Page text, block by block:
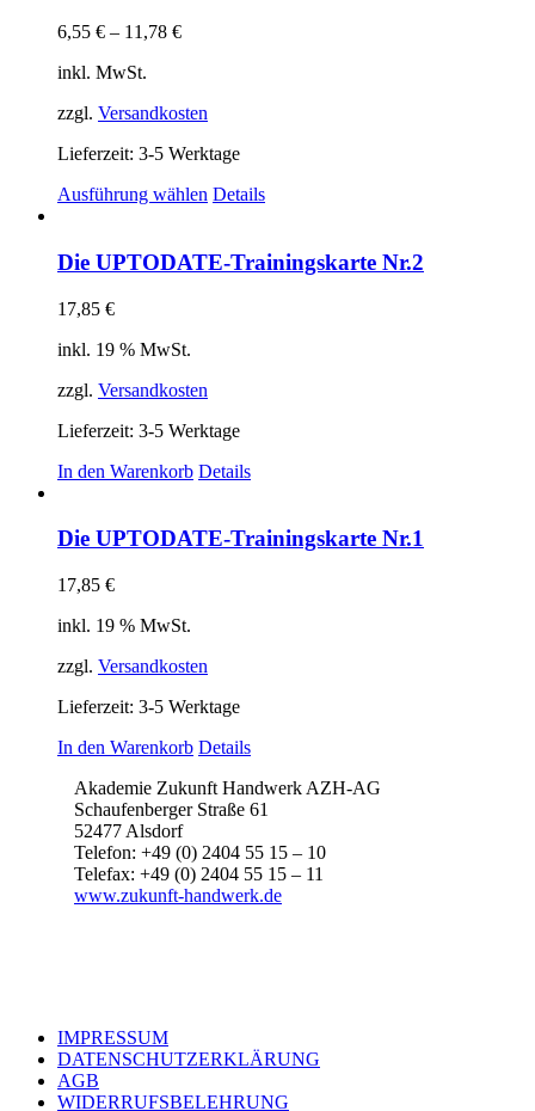
6,55 € – 11,78 €
inkl. MwSt.
zzgl. Versandkosten
Lieferzeit: 3-5 Werktage
Ausführung wählen Dieses
mehrere
Varianten
Produktseite
werden
Details
Die UPTODATE-Trainingskarte Nr.2
17,85 €
inkl. 19 % MwSt.
zzgl. Versandkosten
Lieferzeit: 3-5 Werktage
In den Warenkorb Details
Die UPTODATE-Trainingskarte Nr.1
17,85 €
inkl. 19 % MwSt.
zzgl. Versandkosten
Lieferzeit: 3-5 Werktage
In den Warenkorb Details
Akademie Zukunft Handwerk AZH-AG
Schaufenberger Straße 61
52477 Alsdorf
Telefon: +49 (0) 2404 55 15 – 10
Telefax: +49 (0) 2404 55 15 – 11
www.zukunft-handwerk.de
IMPRESSUM
DATENSCHUTZERKLÄRUNG
AGB
WIDERRUFSBELEHRUNG